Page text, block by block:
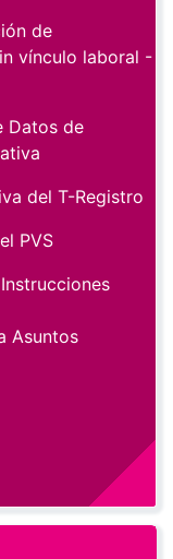
de
vínculo laboral -
Datos de
del T-Registro
PVS
Asuntos